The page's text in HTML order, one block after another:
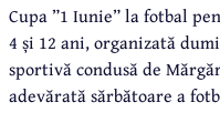
Cupa ”1 Iunie” la fotbal
4 și 12 ani, organizată
sportivă condusă de
adevărată sărbătoare a